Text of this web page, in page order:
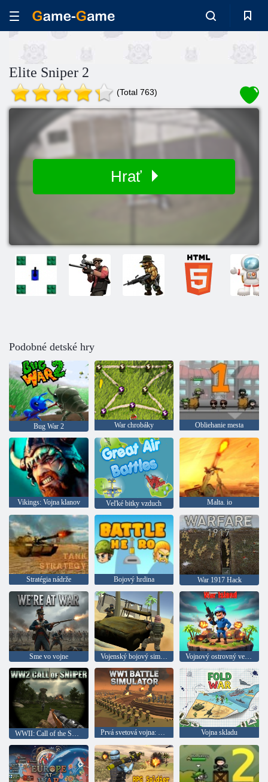
Elite Sniper 2
(Total 763)
Hrať
Podobné detské hry
Bug War 2 War chrobáky Obliehanie mesta
Vikings: Vojna klanov Veľké bitky vzduch Malta. io
Stratégia nádrže Bojový hrdina War 1917 Hack
Sme vo vojne Vojenský bojový simulátor Vojnový ostrovný veliteľ
Prvá svetová vojna: Battle Simulator Vojna skladu